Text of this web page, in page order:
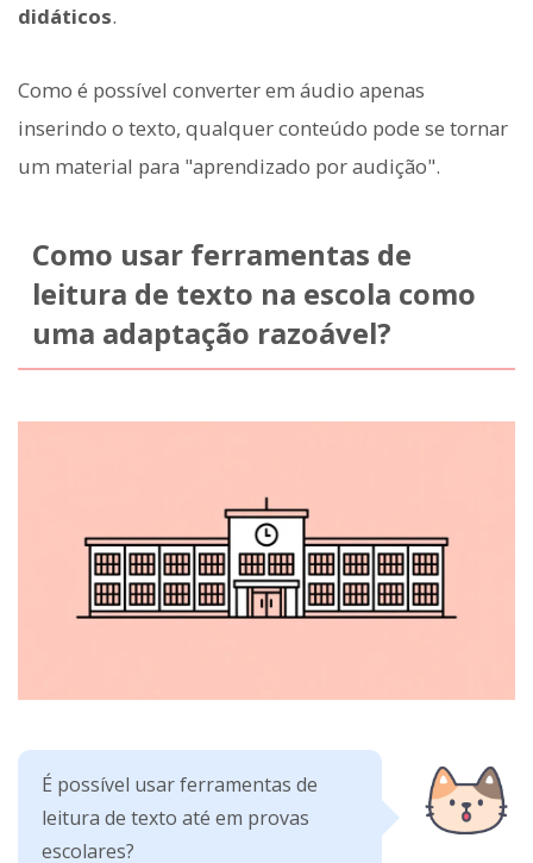
didáticos.
Como é possível converter em áudio apenas
inserindo o texto, qualquer conteúdo pode se tornar
um material para "aprendizado por audição".
Como usar ferramentas de
leitura de texto na escola como
uma adaptação razoável?
É possível usar ferramentas de
leitura de texto até em provas
escolares?